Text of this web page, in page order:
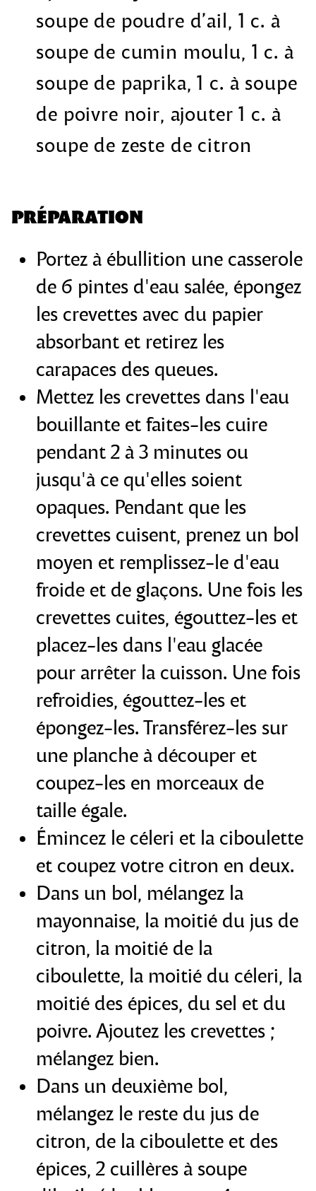
soupe de poudre d’ail, 1 c. à
soupe de cumin moulu, 1 c. à
soupe de paprika, 1 c. à soupe
de poivre noir, ajouter 1 c. à
soupe de zeste de citron
PRÉPARATION
Portez à ébullition une casserole
de 6 pintes d'eau salée, épongez
les crevettes avec du papier
absorbant et retirez les
carapaces des queues.
Mettez les crevettes dans l'eau
bouillante et faites-les cuire
pendant 2 à 3 minutes ou
jusqu'à ce qu'elles soient
opaques. Pendant que les
crevettes cuisent, prenez un bol
moyen et remplissez-le d'eau
froide et de glaçons. Une fois les
crevettes cuites, égouttez-les et
placez-les dans l'eau glacée
pour arrêter la cuisson. Une fois
refroidies, égouttez-les et
épongez-les. Transférez-les sur
une planche à découper et
coupez-les en morceaux de
taille égale.
Émincez le céleri et la ciboulette
et coupez votre citron en deux.
Dans un bol, mélangez la
mayonnaise, la moitié du jus de
citron, la moitié de la
ciboulette, la moitié du céleri, la
moitié des épices, du sel et du
poivre. Ajoutez les crevettes ;
mélangez bien.
Dans un deuxième bol,
mélangez le reste du jus de
citron, de la ciboulette et des
épices, 2 cuillères à soupe